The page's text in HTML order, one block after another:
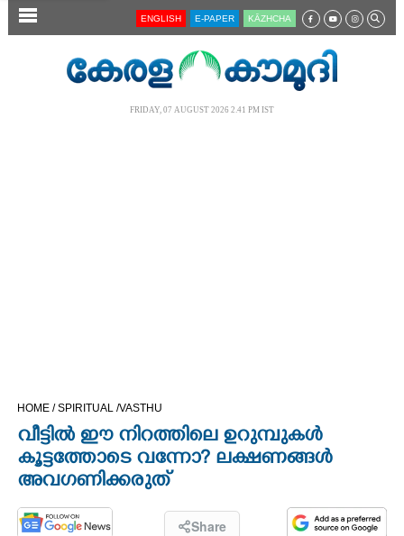
SECTIONS
OPINION
PHOTOS
ENGLISH E-PAPER KĀZHCHA
FRIDAY, 07 AUGUST 2026 2.41 PM IST
HOME /SPIRITUAL /VASTHU
വീട്ടിൽ ഈ നിറത്തിലെ ഉറുമ്പുകൾ
കൂട്ടത്തോടെ വന്നോ? ലക്ഷണങ്ങൾ
അവഗണിക്കരുത്
Share